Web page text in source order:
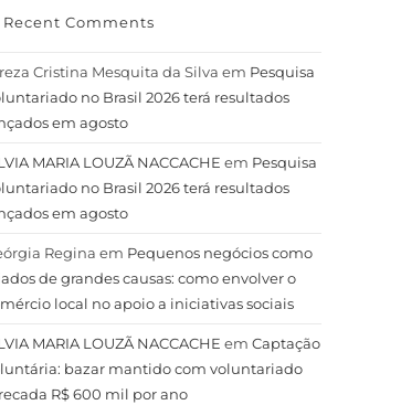
Recent Comments
Cristina Mesquita da Silva em Pesquisa
no Brasil 2026 terá resultados
em agosto
MARIA LOUZÃ NACCACHE em Pesquisa
no Brasil 2026 terá resultados
em agosto
Regina em Pequenos negócios como
de grandes causas: como envolver o
local no apoio a iniciativas sociais
MARIA LOUZÃ NACCACHE em Captação
bazar mantido com voluntariado
R$ 600 mil por ano